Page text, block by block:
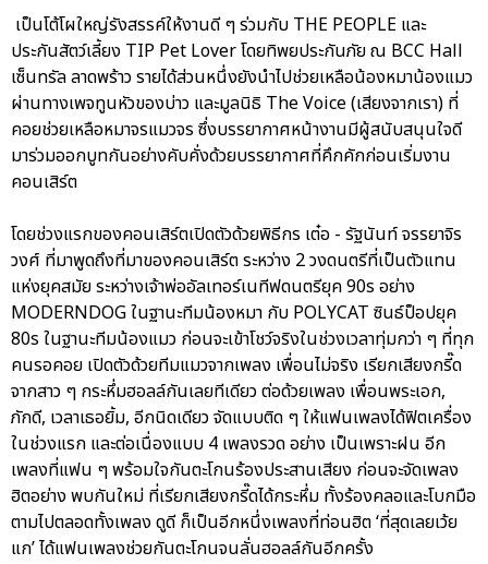
เป็นโต้โผใหญ่รังสรรค์ให้งานดี ๆ ร่วมกับ THE PEOPLE และ
ประกันสัตว์เลี้ยง TIP Pet Lover โดยทิพยประกันภัย ณ BCC Hall
เซ็นทรัล ลาดพร้าว รายได้ส่วนหนึ่งยังนำไปช่วยเหลือน้องหมาน้องแมว
ผ่านทางเพจทูนหัวของบ่าว และมูลนิธิ The Voice (เสียงจากเรา) ที่
คอยช่วยเหลือหมาจรแมวจร ซึ่งบรรยากาศหน้างานมีผู้สนับสนุนใจดี
มาร่วมออกบูทกันอย่างคับคั่งด้วยบรรยากาศที่คึกคักก่อนเริ่มงาน
คอนเสิร์ต
โดยช่วงแรกของคอนเสิร์ตเปิดตัวด้วยพิธีกร เต๋อ - รัฐนันท์ จรรยาจิร
วงศ์ ที่มาพูดถึงที่มาของคอนเสิร์ต ระหว่าง 2 วงดนตรีที่เป็นตัวแทน
แห่งยุคสมัย ระหว่างเจ้าพ่ออัลเทอร์เนทีฟดนตรียุค 90s อย่าง
MODERNDOG ในฐานะทีมน้องหมา กับ POLYCAT ซินธ์ป็อปยุค
80s ในฐานะทีมน้องแมว ก่อนจะเข้าโชว์จริงในช่วงเวลาทุ่มกว่า ๆ ที่ทุก
คนรอคอย เปิดตัวด้วยทีมแมวจากเพลง เพื่อนไม่จริง เรียกเสียงกรี๊ด
จากสาว ๆ กระหึ่มฮอลล์กันเลยทีเดียว ต่อด้วยเพลง เพื่อนพระเอก,
ภักดี, เวลาเธอยิ้ม, อีกนิดเดียว จัดแบบติด ๆ ให้แฟนเพลงได้ฟิตเครื่อง
ในช่วงแรก และต่อเนื่องแบบ 4 เพลงรวด อย่าง เป็นเพราะฝน อีก
เพลงที่แฟน ๆ พร้อมใจกันตะโกนร้องประสานเสียง ก่อนจะจัดเพลง
ฮิตอย่าง พบกันใหม่ ที่เรียกเสียงกรี๊ดได้กระหึ่ม ทั้งร้องคลอและโบกมือ
ตามไปตลอดทั้งเพลง ดูดี ก็เป็นอีกหนึ่งเพลงที่ท่อนฮิต ‘ที่สุดเลยเว้ย
แก’ ได้แฟนเพลงช่วยกันตะโกนจนลั่นฮอลล์กันอีกครั้ง